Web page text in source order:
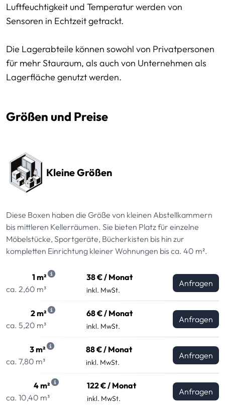
Luftfeuchtigkeit und Temperatur werden von
Sensoren in Echtzeit getrackt.
Die Lagerabteile können sowohl von Privatpersonen
für mehr Stauraum, als auch von Unternehmen als
Lagerfläche genutzt werden.
Größen und Preise
Kleine Größen
Diese Boxen haben die Größe von kleinen Abstellkammern
bis mittleren Kellerräumen. Sie bieten Platz für einzelne
Möbelstücke, Sportgeräte, Bücherkisten bis hin zur
kompletten Einrichtung kleiner Wohnungen bis ca. 40 m².
1 m²
ca. 2,60 m³
38 € / Monat
inkl. MwSt.
Anfragen
2 m²
ca. 5,20 m³
68 € / Monat
inkl. MwSt.
Anfragen
3 m²
ca. 7,80 m³
88 € / Monat
inkl. MwSt.
Anfragen
4 m²
ca. 10,40 m³
122 € / Monat
inkl. MwSt.
Anfragen